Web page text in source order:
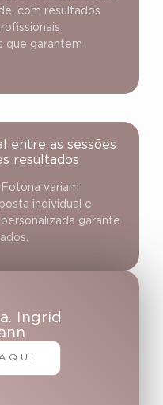
com resultados
que garantem
entre as sessões
resultados
variam
individual e
garante
Ingrid